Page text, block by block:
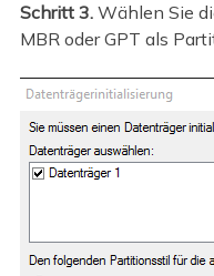
Schritt 3.Wählen Sie
MBR oder GPT als